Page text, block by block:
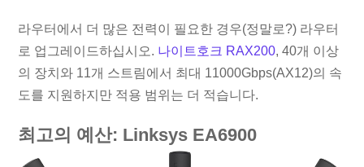
라우터에서 더 많은 전력이 필요한 경우(정말로?) 라우터
로 업그레이드하십시오. 나이트호크 RAX200, 40개 이상
의 장치와 11개 스트림에서 최대 11000Gbps(AX12)의 속
도를 지원하지만 적용 범위는 더 적습니다.
최고의 예산: Linksys EA6900